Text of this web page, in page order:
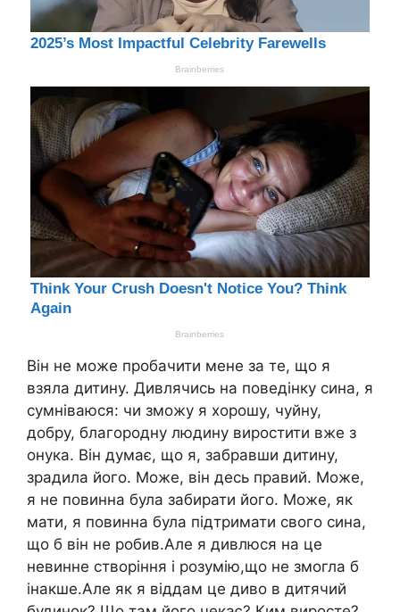
Він не може пробачити мене за те, що я
взяла дитину. Дивлячись на поведінку сина, я
сумніваюся: чи зможу я хорошу, чуйну,
добру, благородну людину виростити вже з
онука. Він думає, що я, забравши дитину,
зрадила його. Може, він десь правий. Може,
я не повинна була забирати його. Може, як
мати, я повинна була підтримати свого сина,
що б він не робив.Але я дивлюся на це
невинне створіння і розумію,що не змогла б
інакше.Але як я віддам це диво в дитячий